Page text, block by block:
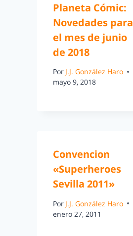
Planeta Cómic:
Novedades para
el mes de junio
de 2018
Por J.J. González Haro
mayo 9, 2018
Convencion
«Superheroes
Sevilla 2011»
Por J.J. González Haro
enero 27, 2011